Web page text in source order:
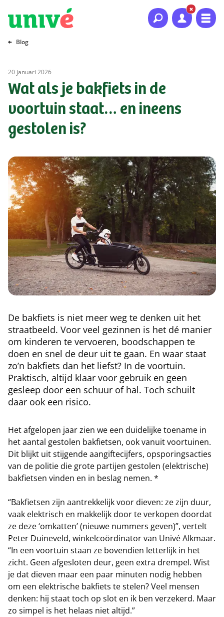
Naar hoofdinhoud
Naar hoofdnavigatie
Naar footer
Blog
20 januari 2026
Wat als je bakfiets in de
voortuin staat… en ineens
gestolen is?
De bakfiets is niet meer weg te denken uit het
straatbeeld. Voor veel gezinnen is het dé manier
om kinderen te vervoeren, boodschappen te
doen en snel de deur uit te gaan. En waar staat
zo’n bakfiets dan het liefst? In de voortuin.
Praktisch, altijd klaar voor gebruik en geen
gesleep door een schuur of hal. Toch schuilt
daar ook een risico.
Het afgelopen jaar zien we een duidelijke toename in
het aantal gestolen bakfietsen, ook vanuit voortuinen.
Dit blijkt uit stijgende aangiftecijfers, opsporingsacties
van de politie die grote partijen gestolen (elektrische)
bakfietsen vinden en in beslag nemen. *
“Bakfietsen zijn aantrekkelijk voor dieven: ze zijn duur,
vaak elektrisch en makkelijk door te verkopen doordat
ze deze ‘omkatten’ (nieuwe nummers geven)”, vertelt
Peter Duineveld, winkelcoördinator van Univé Alkmaar.
“In een voortuin staan ze bovendien letterlijk in het
zicht. Geen afgesloten deur, geen extra drempel. Wist
je dat dieven maar een paar minuten nodig hebben
om een elektrische bakfiets te stelen? Veel mensen
denken: hij staat toch op slot en ik ben verzekerd. Maar
zo simpel is het helaas niet altijd.”